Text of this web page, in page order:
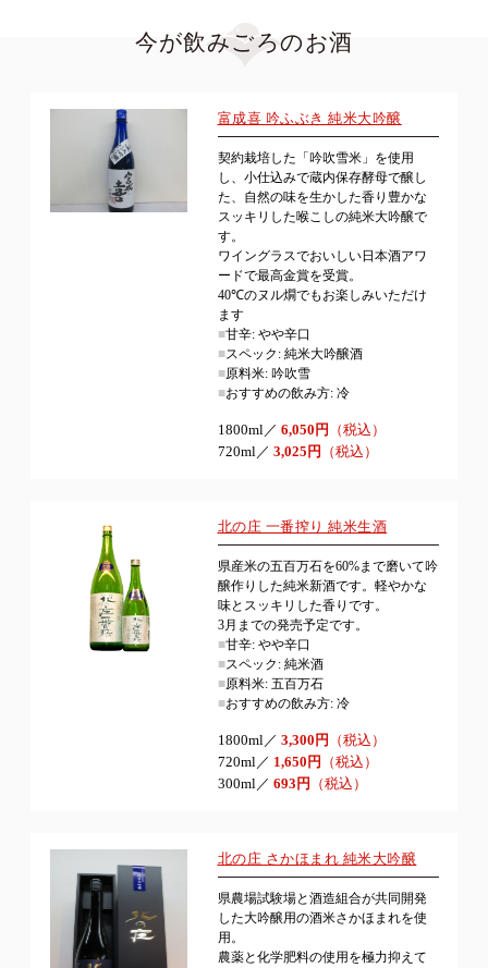
今が飲みごろのお酒
富成喜 吟ふぶき 純米大吟醸
契約栽培した「吟吹雪米」を使用
し、小仕込みで蔵内保存酵母で醸し
た、自然の味を生かした香り豊かな
スッキリした喉こしの純米大吟醸で
す。
ワイングラスでおいしい日本酒アワ
ードで最高金賞を受賞。
40℃のヌル燗でもお楽しみいただけ
ます
■甘辛: やや辛口
■スペック: 純米大吟醸酒
■原料米: 吟吹雪
■おすすめの飲み方: 冷
1800ml／ 6,050円 （税込）
720ml／ 3,025円 （税込）
北の庄 一番搾り 純米生酒
県産米の五百万石を60%まで磨いて吟
醸作りした純米新酒です。軽やかな
味とスッキリした香りです。
3月までの発売予定です。
■甘辛: やや辛口
■スペック: 純米酒
■原料米: 五百万石
■おすすめの飲み方: 冷
1800ml／ 3,300円 （税込）
720ml／ 1,650円 （税込）
300ml／ 693円 （税込）
北の庄 さかほまれ 純米大吟醸
県農場試験場と酒造組合が共同開発
した大吟醸用の酒米さかほまれを使
用。
農薬と化学肥料の使用を極力抑えて